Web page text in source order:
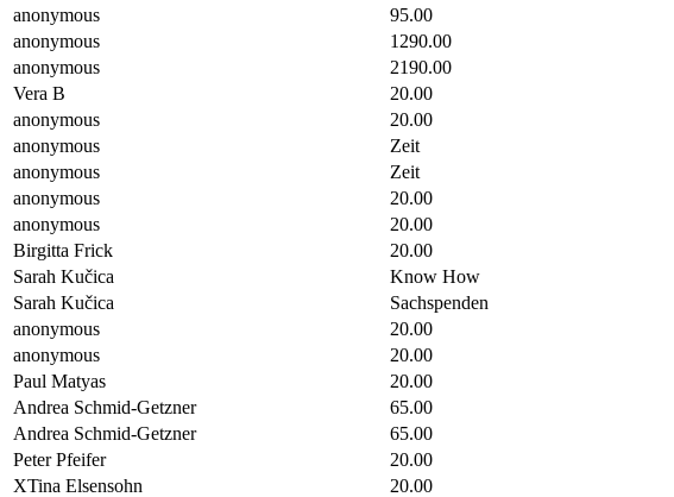
anonymous
95.00
anonymous
1290.00
anonymous
2190.00
Vera B
20.00
anonymous
20.00
anonymous
Zeit
anonymous
Zeit
anonymous
20.00
anonymous
20.00
Birgitta Frick
20.00
Sarah Kučica
Know How
Sarah Kučica
Sachspenden
anonymous
20.00
anonymous
20.00
Paul Matyas
20.00
Andrea Schmid-Getzner
65.00
Andrea Schmid-Getzner
65.00
Peter Pfeifer
20.00
XTina Elsensohn
20.00